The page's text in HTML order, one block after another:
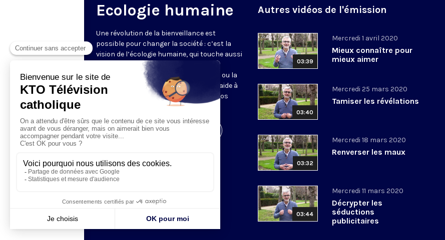
Ecologie humaine
Une révolution de la bienveillance est
possible pour changer la société : c’est la
vision de l’écologie humaine, qui touche aussi
bien les liens sociaux, les styles et
conditions de vie, que l’environnement ou la
consommation. Tugdual Derville nous aide à
saisir ces questions pour y apporter nos
Visiter la page de l'émission
Autres vidéos de l'émission
03:39
Mercredi 1 avril 2020
Mieux connaître pour
mieux aimer
03:40
Mercredi 25 mars 2020
Tamiser les révélations
03:32
Mercredi 18 mars 2020
Renverser les maux
03:44
Mercredi 11 mars 2020
Décrypter les
séductions
publicitaires